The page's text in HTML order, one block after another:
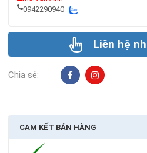
0942290940
Liên hệ
Chia sẻ:
CAM KẾT BÁN HÀNG